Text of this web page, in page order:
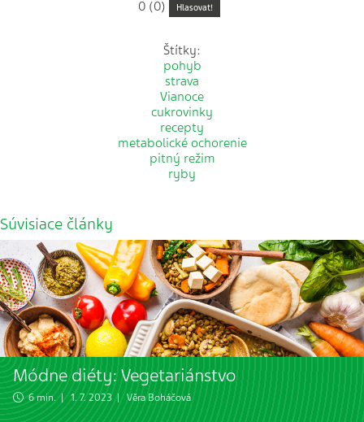
0 (0) Hlasovat!
Štítky:
pohyb
strava
Vianoce
cukrovinky
recepty
metabolické ochorenie
pitný režim
ryby
Súvisiace články
Módne diéty: Vegetariánstvo
6 min. | 1. 7. 2023 |Věra Boháčová